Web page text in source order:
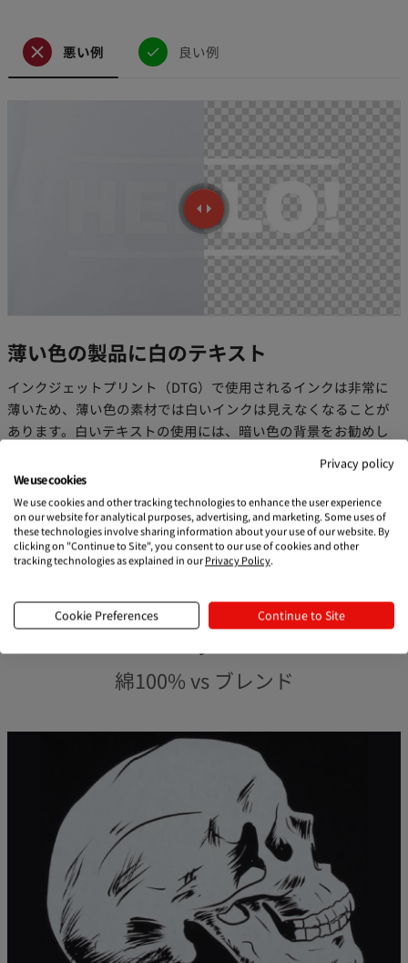
悪い例 良い例
薄い色の製品に白のテキスト
インクジェットプリント（DTG）で使用されるインクは非常に
薄いため、薄い色の素材では白いインクは見えなくなることが
あります。白いテキストの使用には、暗い色の背景をお勧めし
生地によって仕上がりが異なりま
す
綿100% vs ブレンド
Privacy policy
We use cookies
We use cookies and other tracking technologies to enhance the user experience
on our website for analytical purposes, advertising, and marketing. Some uses of
these technologies involve sharing information about your use of our website. By
clicking on "Continue to Site", you consent to our use of cookies and other
tracking technologies as explained in ourPrivacy Policy.
Cookie Preferences Continue to Site